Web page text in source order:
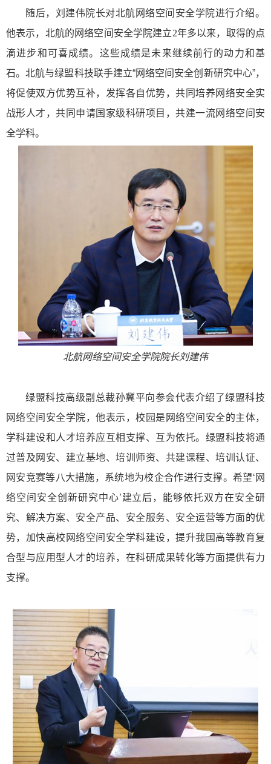
随后，刘建伟院长对北航网络空间安全学院进行介绍。
他表示，北航的网络空间安全学院建立2年多以来，取得的点
滴进步和可喜成绩。这些成绩是未来继续前行的动力和基
石。北航与绿盟科技联手建立“网络空间安全创新研究中心”，
将促使双方优势互补，发挥各自优势，共同培养网络安全实
战形人才，共同申请国家级科研项目，共建一流网络空间安
全学科。
北航网络空间安全学院院长刘建伟
绿盟科技高级副总裁孙冀平向参会代表介绍了绿盟科技
网络空间安全学院，他表示，校园是网络空间安全的主体，
学科建设和人才培养应互相支撑、互为依托。绿盟科技将通
过普及网安、建立基地、培训师资、共建课程、培训认证、
网安竞赛等八大措施，系统地为校企合作进行支撑。希望‘网
络空间安全创新研究中心’建立后，能够依托双方在安全研
究、解决方案、安全产品、安全服务、安全运营等方面的优
势，加快高校网络空间安全学科建设，提升我国高等教育复
合型与应用型人才的培养，在科研成果转化等方面提供有力
支撑。